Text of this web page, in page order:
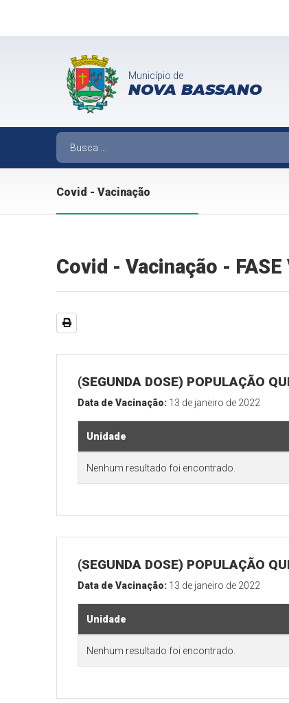
Município de
NOVA BASSANO
Covid - Vacinação
Covid - Vacinação - FASE
(SEGUNDA DOSE) POPULAÇÃO
Data de Vacinação: 13 de janeiro de 2022
Unidade
Nenhum resultado foi encontrado.
(SEGUNDA DOSE) POPULAÇÃO
Data de Vacinação: 13 de janeiro de 2022
Unidade
Nenhum resultado foi encontrado.